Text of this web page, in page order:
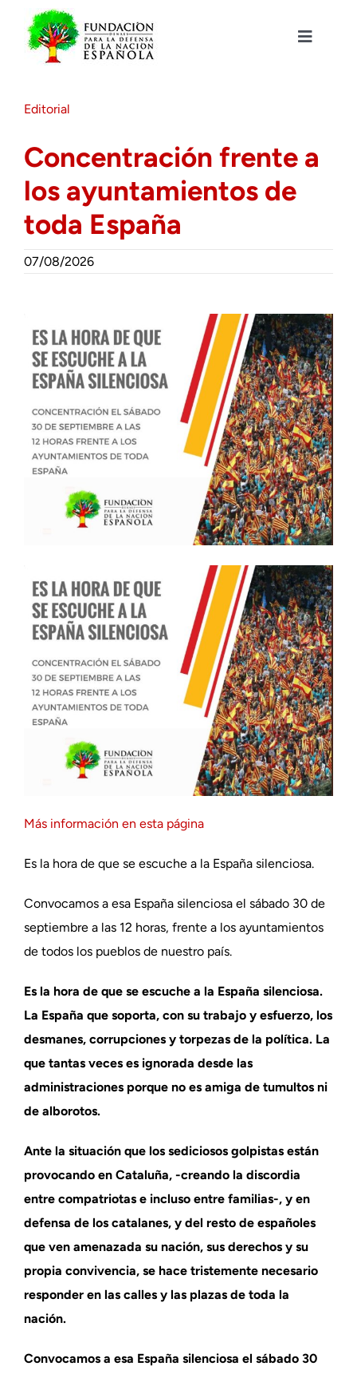
contenido
Toggle
Actualidad
Actividades
Editorial
Concentración frente a
los ayuntamientos de
toda España
07/08/2026
Más información en esta página
Es la hora de que se escuche a la España silenciosa.
Convocamos a esa España silenciosa el sábado 30 de
septiembre a las 12 horas, frente a los ayuntamientos
de todos los pueblos de nuestro país.
Es la hora de que se escuche a la España silenciosa.
La España que soporta, con su trabajo y esfuerzo, los
desmanes, corrupciones y torpezas de la política. La
que tantas veces es ignorada desde las
administraciones porque no es amiga de tumultos ni
de alborotos.
Ante la situación que los sediciosos golpistas están
provocando en Cataluña, -creando la discordia
entre compatriotas e incluso entre familias-, y en
defensa de los catalanes, y del resto de españoles
que ven amenazada su nación, sus derechos y su
propia convivencia, se hace tristemente necesario
responder en las calles y las plazas de toda la
nación.
Convocamos a esa España silenciosa el sábado 30